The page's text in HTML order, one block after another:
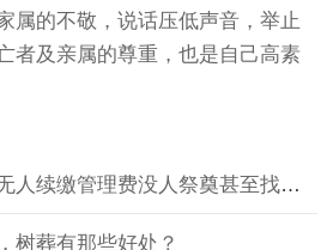
属的不敬，说话压低声音，举止
者及亲属的尊重，也是自己高素
理费没人祭奠甚至找不到后代，这种墓地如何处理
树葬有那些好处？